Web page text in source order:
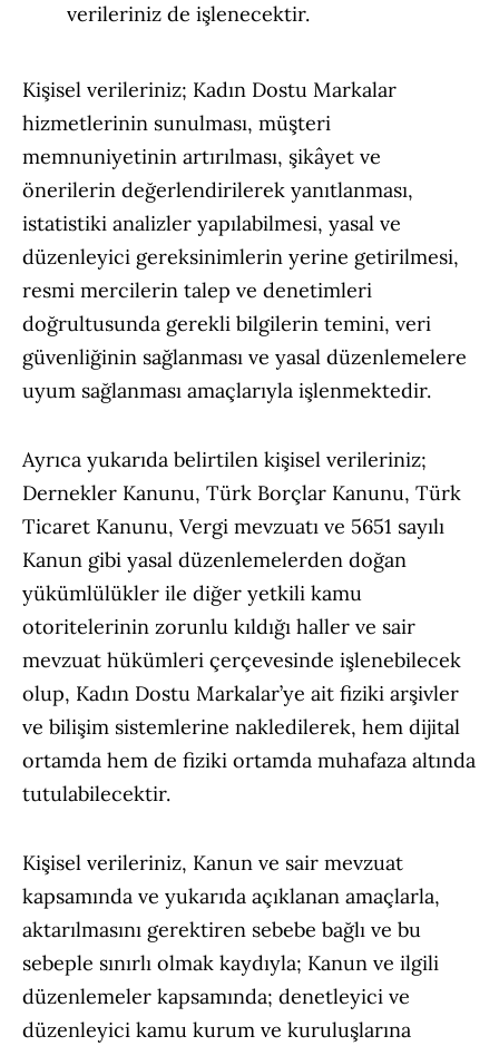
verileriniz de işlenecektir.
Kişisel verileriniz; Kadın Dostu Markalar
hizmetlerinin sunulması, müşteri
memnuniyetinin artırılması, şikâyet ve
önerilerin değerlendirilerek yanıtlanması,
istatistiki analizler yapılabilmesi, yasal ve
düzenleyici gereksinimlerin yerine getirilmesi,
resmi mercilerin talep ve denetimleri
doğrultusunda gerekli bilgilerin temini, veri
güvenliğinin sağlanması ve yasal düzenlemelere
uyum sağlanması amaçlarıyla işlenmektedir.
Ayrıca yukarıda belirtilen kişisel verileriniz;
Dernekler Kanunu, Türk Borçlar Kanunu, Türk
Ticaret Kanunu, Vergi mevzuatı ve 5651 sayılı
Kanun gibi yasal düzenlemelerden doğan
yükümlülükler ile diğer yetkili kamu
otoritelerinin zorunlu kıldığı haller ve sair
mevzuat hükümleri çerçevesinde işlenebilecek
olup, Kadın Dostu Markalar’ye ait fiziki arşivler
ve bilişim sistemlerine nakledilerek, hem dijital
ortamda hem de fiziki ortamda muhafaza altında
tutulabilecektir.
Kişisel verileriniz, Kanun ve sair mevzuat
kapsamında ve yukarıda açıklanan amaçlarla,
aktarılmasını gerektiren sebebe bağlı ve bu
sebeple sınırlı olmak kaydıyla; Kanun ve ilgili
düzenlemeler kapsamında; denetleyici ve
düzenleyici kamu kurum ve kuruluşlarına